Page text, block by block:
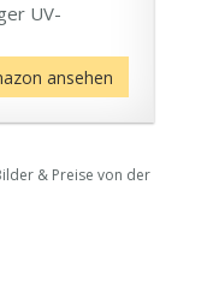
UV-
ansehen
& Preise von der